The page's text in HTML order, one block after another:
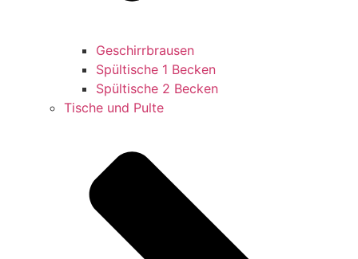
Geschirrbrausen
Spültische 1 Becken
Spültische 2 Becken
Tische und Pulte